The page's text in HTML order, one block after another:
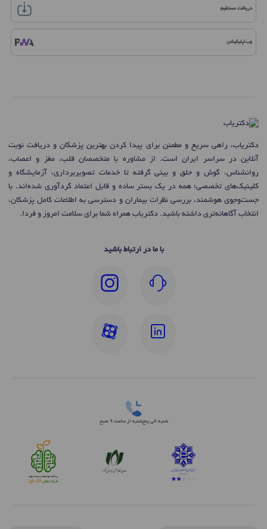
دریافت مستقیم
وب‌اپلیکیشن
دکتریاب، راهی سریع و مطمئن برای پیدا کردن بهترین پزشکان و دریافت نوبت
آنلاین در سراسر ایران است. از مشاوره با متخصصان قلب، مغز و اعصاب،
روانشناس، گوش و حلق و بینی گرفته تا خدمات تصویربرداری، آزمایشگاه و
کلینیک‌های تخصصی؛ همه در یک بستر ساده و قابل اعتماد گردآوری شده‌اند. با
جست‌وجوی هوشمند، بررسی نظرات بیماران و دسترسی به اطلاعات کامل پزشکان،
انتخاب آگاهانه‌تری داشته باشید. دکتریاب همراه شما برای سلامت امروز و فردا.
با ما در ارتباط باشید
شنبه الی پنج‌شنبه از ساعت 9 صبح